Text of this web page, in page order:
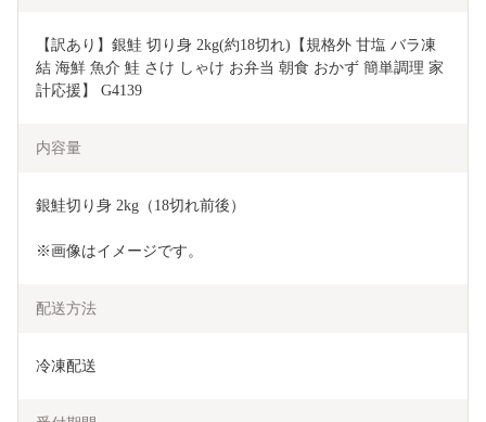
【訳あり】銀鮭 切り身 2kg(約18切れ)【規格外 甘塩 バラ凍
結 海鮮 魚介 鮭 さけ しゃけ お弁当 朝食 おかず 簡単調理 家
計応援】 G4139
内容量
銀鮭切り身 2kg（18切れ前後）
※画像はイメージです。
配送方法
冷凍配送